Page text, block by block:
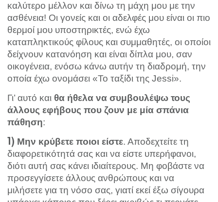
καλύτερο μέλλον και δίνω τη μάχη μου με την
ασθένεια! Οι γονείς και οι αδελφές μου είναι οι πιο
θερμοί μου υποστηρικτές, ενώ έχω
καταπληκτικούς φίλους και συμμαθητές, οι οποίοι
δείχνουν κατανόηση και είναι δίπλα μου, σαν
οικογένεια, ενόσω κάνω αυτήν τη διαδρομή, την
οποία έχω ονομάσει «Το ταξίδι της Jessi».
Γι’ αυτό και θα ήθελα να συμβουλέψω τους
άλλους εφήβους που ζουν με μία σπάνια
πάθηση:
1) Μην κρύβετε ποιοι είστε. Αποδεχτείτε τη
διαφορετικότητά σας και να είστε υπερήφανοι,
διότι αυτή σας κάνει ιδιαίτερους. Μη φοβάστε να
προσεγγίσετε άλλους ανθρώπους και να
μιλήσετε για τη νόσο σας, γιατί εκεί έξω σίγουρα